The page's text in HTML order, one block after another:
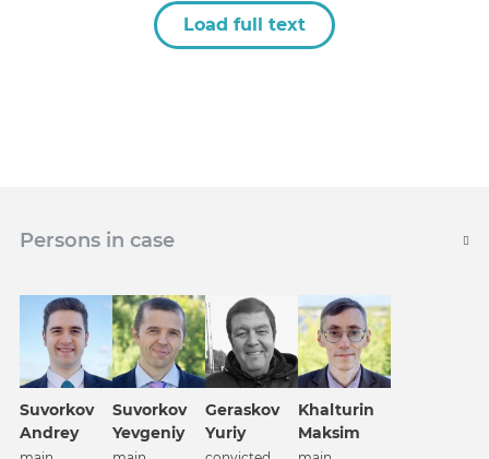
Load full text
Persons in case
Suvorkov
Andrey
Suvorkov
Yevgeniy
Geraskov
Yuriy
Khalturin
Maksim